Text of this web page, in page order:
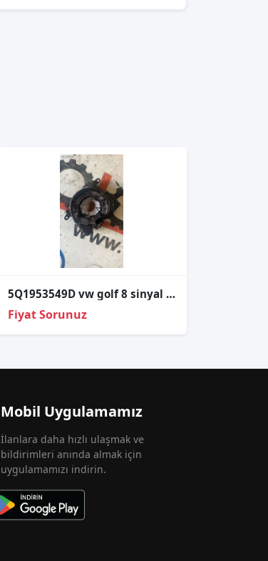
5Q1953549D vw golf 8 sinyal kollari tutucusu
Fiyat Sorunuz
Mobil Uygulamamız
İlanlara daha hızlı ulaşmak ve
bildirimleri anında almak için
uygulamamızı indirin.